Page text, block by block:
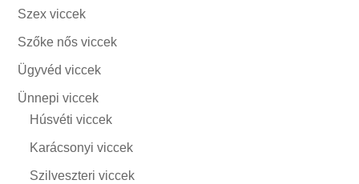
Szex viccek
Szőke nős viccek
Ügyvéd viccek
Ünnepi viccek
Húsvéti viccek
Karácsonyi viccek
Szilveszteri viccek